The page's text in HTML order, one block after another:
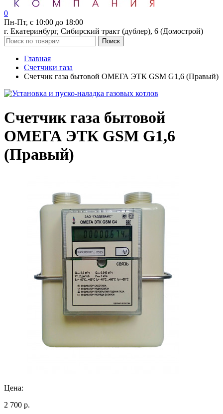
0
Пн-Пт, с 10:00 до 18:00
г. Екатеринбург, Сибирский тракт (дублер), 6 (Домострой)
Поиск
Главная
Счетчики газа
Счетчик газа бытовой ОМЕГА ЭТК GSM G1,6 (Правый)
Счетчик газа бытовой
ОМЕГА ЭТК GSM G1,6
(Правый)
Цена:
2 700 р.